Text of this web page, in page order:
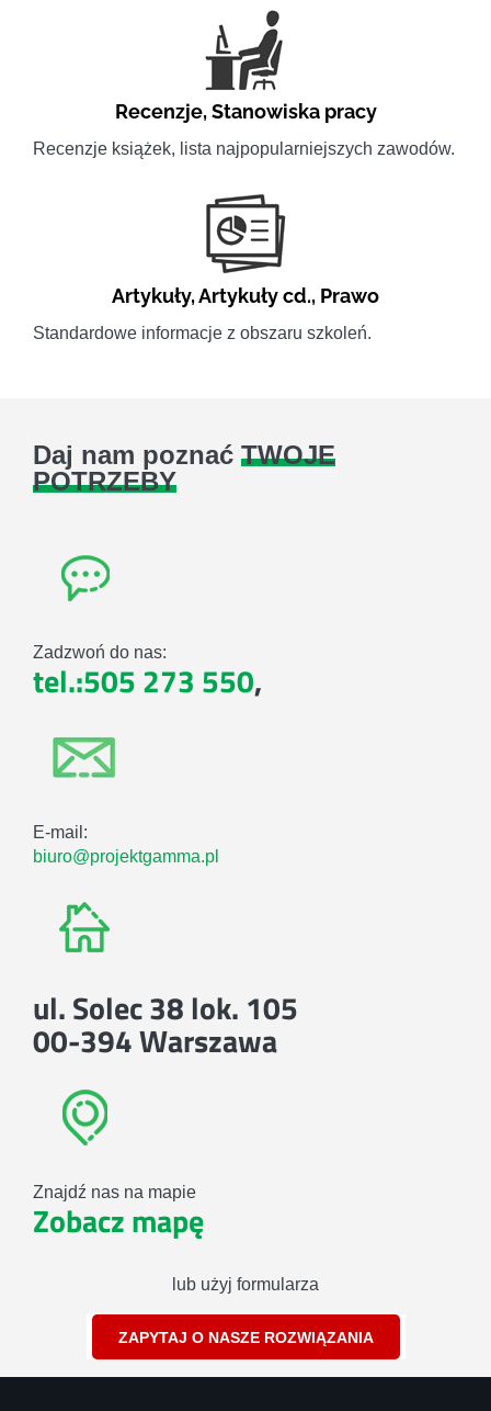
Recenzje,Stanowiska pracy
Recenzje książek, lista najpopularniejszych zawodów.
Artykuły,Artykuły cd., Prawo
Standardowe informacje z obszaru szkoleń.
Daj nam poznać TWOJE
POTRZEBY
Zadzwoń do nas:
tel.:505 273 550,
E-mail:
biuro@projektgamma.pl
ul. Solec 38 lok. 105
00-394 Warszawa
Znajdź nas na mapie
Zobacz mapę
lub użyj formularza
ZAPYTAJ O NASZE ROZWIĄZANIA